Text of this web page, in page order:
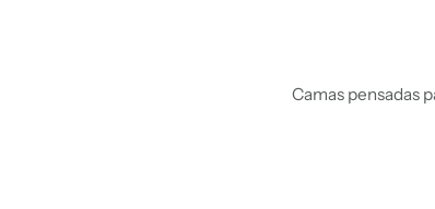
Camas pensadas